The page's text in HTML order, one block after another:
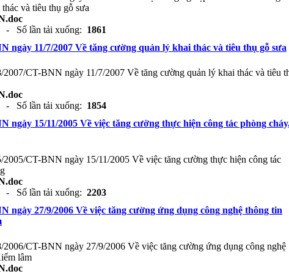
và tiêu thụ gỗ sưa
- Số lần tải xuống: 1861
ngày 11/7/2007 Về tăng cường quản lý khai thác và tiêu thụ gỗ sưa
2007/CT-BNN ngày 11/7/2007 Về tăng cường quản lý khai thác và tiêu
- Số lần tải xuống: 1854
ngày 15/11/2005 Về việc tăng cường thực hiện công tác phòng
2005/CT-BNN ngày 15/11/2005 Về việc tăng cường thực hiện công tác
- Số lần tải xuống: 2203
ngày 27/9/2006 Về việc tăng cường ứng dụng công nghệ thông tin
2006/CT-BNN ngày 27/9/2006 Về việc tăng cường ứng dụng công nghệ
lâm